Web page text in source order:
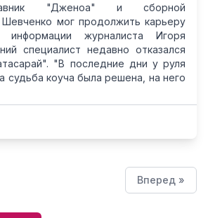
"Дженоа" и сборной
мог продолжить карьеру
журналиста Игоря
специалист недавно отказался
"В последние дни у руля
судьба коуча была решена, на него
Вперед »